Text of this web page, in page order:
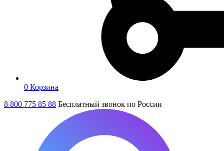
0 Корзина
8 800 775 85 88 Бесплатный звонок по России